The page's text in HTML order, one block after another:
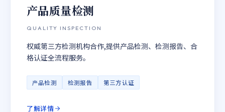
产品质量检测
QUALITY INSPECTION
权威第三方检测机构合作,提供产品检测、检测报告、合
格认证全流程服务。
产品检测 检测报告 第三方认证
了解详情